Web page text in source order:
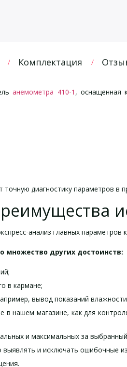
Комплектация
анемометра 410-1 , оснащенная
диагностику параметров в
анализ главных
множество других достоинств:
в кармане;
вывод показаний
нашем магазине, как для
и максимальных за
выявлять и исключать ошибочные